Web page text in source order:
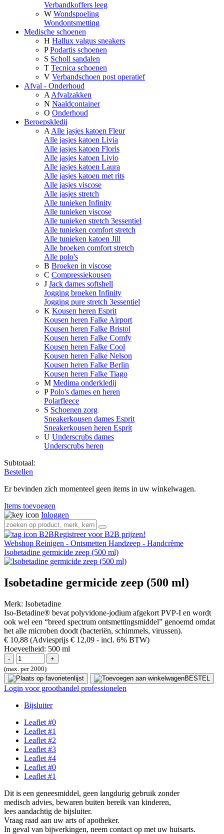
Verbandkoffers leeg
W Wondspoeling
Wondontsmetting
Medische schoenen
H Hallux valgus sneakers
P Podartis schoenen
S Scholl sandalen
T Tecnica schoenen
V Verbandschoen post operatief
Afval - Onderhoud
A Afvalzakken
N Naaldcontainer
O Onderhoud
Beroepskledij
A Alle jasjes katoen Fleur
Alle jasjes katoen Livia
Alle jasjes katoen Floris
Alle jasjes katoen Livio
Alle jasjes katoen Laura
Alle jasjes katoen met rits
Alle jasjes viscose
Alle jasjes stretch
Alle tunieken Infinity
Alle tunieken viscose
Alle tunieken stretch 3essentiel
Alle tunieken comfort stretch
Alle tunieken katoen Jill
Alle broeken comfort stretch
Alle polo's
B Broeken in viscose
C Compressiekousen
J Jack dames softshell
Jogging broeken Infinity
Jogging pure stretch 3essentiel
K Kousen heren Esprit
Kousen heren Falke Airport
Kousen heren Falke Bristol
Kousen heren Falke Comfy
Kousen heren Falke Cool
Kousen heren Falke Nelson
Kousen heren Falke Berlin
Kousen heren Falke Tiago
M Medima onderkledij
P Polo's dames en heren
Polarfleece
S Schoenen zorg
Sneakerkousen dames Esprit
Sneakerkousen heren Esprit
U Underscrubs dames
Underscrubs heren
Subtotaal:
Bestellen
Er bevinden zich momenteel geen items in uw winkelwagen.
Items toevoegen
Inloggen
Registreer voor B2B prijzen!
Webshop Reinigen - Ontsmetten Handzeep - Handcrème
Isobetadine germicide zeep (500 ml)
Isobetadine germicide zeep (500 ml)
Merk: Isobetadine
Iso-Betadine® bevat polyvidone-jodium afgekort PVP-I en wordt
ook wel een “breed spectrum ontsmettingsmiddel” genoemd omdat
het alle microben doodt (bacteriën, schimmels, virussen).
€ 10,88 (Adviesprijs € 12,09 - incl. 6% BTW)
Hoeveelheid: 500 ml
(max. per 2000)
BESTEL
Login voor groothandel professionelen
Bijsluiter
Leaflet #0
Leaflet #1
Leaflet #2
Leaflet #3
Leaflet #4
Leaflet #0
Leaflet #1
Dit is een geneesmiddel, geen langdurig gebruik zonder
medisch advies, bewaren buiten bereik van kinderen,
lees aandachtig de bijsluiter.
Vraag raad aan uw arts of apotheker.
In geval van bijwerkingen, neem contact op met uw huisarts.